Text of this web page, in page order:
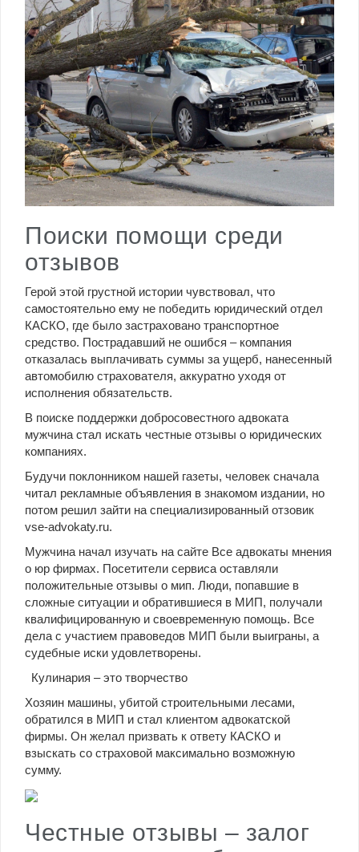
Поиски помощи среди
отзывов
Герой этой грустной истории чувствовал, что
самостоятельно ему не победить юридический отдел
КАСКО, где было застраховано транспортное
средство. Пострадавший не ошибся – компания
отказалась выплачивать суммы за ущерб, нанесенный
автомобилю страхователя, аккуратно уходя от
исполнения обязательств.
В поиске поддержки добросовестного адвоката
мужчина стал искать честные отзывы о юридических
компаниях.
Будучи поклонником нашей газеты, человек сначала
читал рекламные объявления в знакомом издании, но
потом решил зайти на специализированный отзовик
vse-advokaty.ru.
Мужчина начал изучать на сайте Все адвокаты мнения
о юр фирмах. Посетители сервиса оставляли
положительные отзывы о мип. Люди, попавшие в
сложные ситуации и обратившиеся в МИП, получали
квалифицированную и своевременную помощь. Все
дела с участием правоведов МИП были выиграны, а
судебные иски удовлетворены.
Кулинария – это творчество
Хозяин машины, убитой строительными лесами,
обратился в МИП и стал клиентом адвокатской
фирмы. Он желал призвать к ответу КАСКО и
взыскать со страховой максимально возможную
сумму.
Честные отзывы – залог